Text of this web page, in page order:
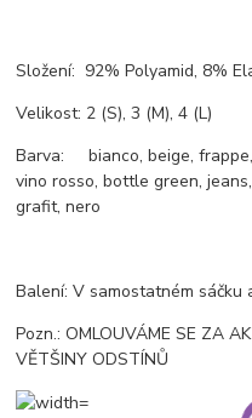
Složení: 92% Polyamid, 8%
Velikost: 2 (S), 3 (M), 4 (L)
Barva: bianco, beige,
vino rosso, bottle green,
grafit, nero
Balení: V samostatném sáčku
Pozn.: OMLOUVÁME SE ZA
VĚTŠINY ODSTÍNŮ